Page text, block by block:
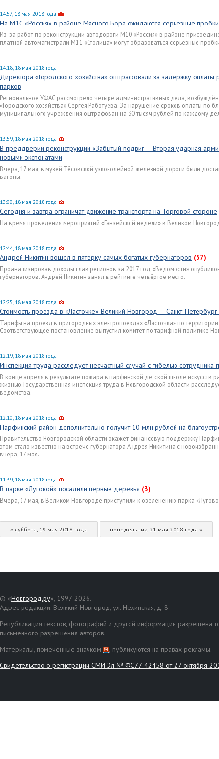
14:57, 18 мая 2018 года
На М10 «Россия» в районе Мясного Бора ожидаются серьезные пробки
Из-за работ по реконструкции автодороги М10 «Россия» в районе
платной автомагистрали М11 «Столица» могут образоваться серьезные
14:18, 18 мая 2018 года
Директора «Городского хозяйства» оштрафовали за задержку оплаты
парков
Региональное УФАС рассмотрело четыре административных дела,
«Городского хозяйства» Сергея Работуева. За нарушение сроков оплаты по
муниципального учреждения оштрафован на 30 тысяч рублей по каждому
13:59, 18 мая 2018 года
В преддверии реконструкции «Забытый подвиг — Вторая ударная
новыми экспонатами
Вчера, 17 мая, в музей Тёсовской узкоколейной железной дороги были
вагоны.
13:00, 18 мая 2018 года
Сегодня и завтра ограничат движение транспорта на Торговой стороне
На время проведения мероприятий «Ганзейской недели» в Великом
12:44, 18 мая 2018 года
Андрей Никитин вошёл в пятёрку самых богатых губернаторов (57)
Проанализировав доходы глав регионов за 2017 год, «Ведомости»
губернаторов. Андрей Никитин занял в рейтинге четвёртое место.
12:25, 18 мая 2018 года
Стоимость проезда в «Ласточке» Великий Новгород — Санкт-
Тарифы на проезд в пригородных электропоездах «Ласточка» по
Соответствующее постановление выпустил комитет по тарифной политике
12:19, 18 мая 2018 года
Инспекция труда расследует несчастный случай с гибелью сотрудника
В конце апреля в результате пожара в парфинской детской школе искусств
жизнью. Государственная инспекция труда в Новгородской области
ведомства.
12:10, 18 мая 2018 года
Парфинский район дополнительно получит 10 млн рублей на
Правительство Новгородской области окажет финансовую поддержку
этом стало известно на встрече губернатора Андрея Никитина с
вчера, 17 мая.
11:39, 18 мая 2018 года
В парке «Луговой» посадили первые деревья (3)
Вчера, 17 мая, в Великом Новгороде приступили к озеленению парка
« суббота, 19 мая 2018 года понедельник, 21 мая 2018 года »
© «Новгород.ру», 1997-2026.
Адрес редакции: Великий Новгород, ул. Нехинская, д. 8
Републикация текстов, фотографий и другой информации разрешена
письменного разрешения авторов.
Материалы, помеченные значком
, публикуются на правах рекламы.
Свидетельство о регистрации СМИ Эл № ФС77-42458 от 27 октября